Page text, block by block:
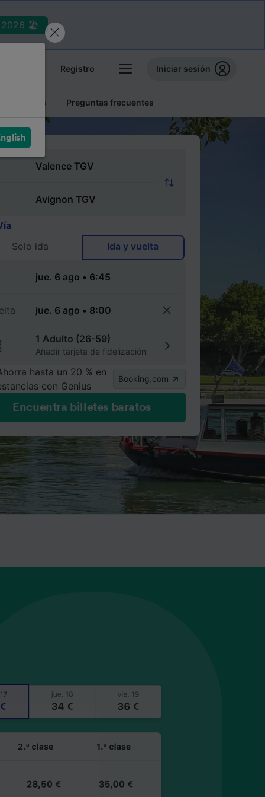
2026 🏖️
Registro Iniciar sesión
baratos Preguntas frecuentes
Solo ida
Ida y vuelta
1 Adulto (26-59)
Añadir tarjeta de fidelización
hasta un 20 % en
con Genius
Booking.com
Encuentra billetes baratos